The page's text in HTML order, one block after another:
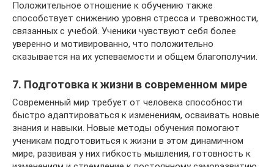
Положительное отношение к обучению также
способствует снижению уровня стресса и тревожности,
связанных с учебой. Ученики чувствуют себя более
уверенно и мотивированно, что положительно
сказывается на их успеваемости и общем благополучии.
7. Подготовка к жизни в современном мире
Современный мир требует от человека способности
быстро адаптироваться к изменениям, осваивать новые
знания и навыки. Новые методы обучения помогают
ученикам подготовиться к жизни в этом динамичном
мире, развивая у них гибкость мышления, готовность к